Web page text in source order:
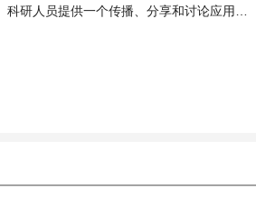
研人员提供一个传播、分享和讨论应用物